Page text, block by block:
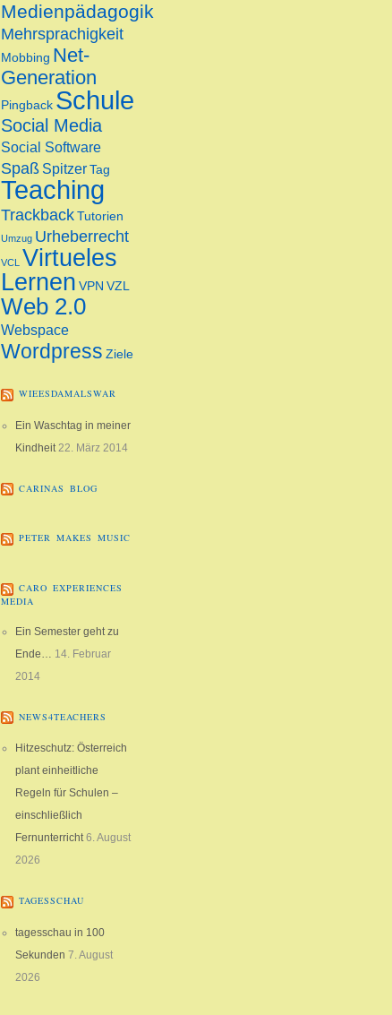
Medienpädagogik
Mehrsprachigkeit
Mobbing Net-
Generation
Pingback Schule
Social Media
Social Software
Spaß SpitzerTag
Teaching
TrackbackTutorien
Umzug Urheberrecht
VCL Virtueles
Lernen VPN VZL
Web 2.0
Webspace
Wordpress Ziele
WIEESDAMALSWAR
Ein Waschtag in meiner
Kindheit 22. März 2014
CARINAS BLOG
PETER MAKES MUSIC
CARO EXPERIENCES
MEDIA
Ein Semester geht zu
Ende…
14. Februar
2014
NEWS4TEACHERS
Hitzeschutz: Österreich
plant einheitliche
Regeln für Schulen –
einschließlich
Fernunterricht 6. August
2026
TAGESSCHAU
tagesschau in 100
Sekunden 7. August
2026